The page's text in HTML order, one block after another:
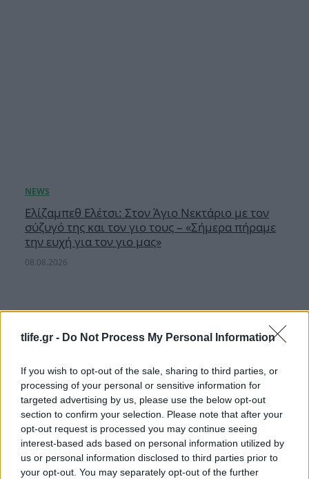
tlife.gr - Do Not Process My Personal Information
If you wish to opt-out of the sale, sharing to third parties, or
processing of your personal or sensitive information for
targeted advertising by us, please use the below opt-out
section to confirm your selection. Please note that after your
opt-out request is processed you may continue seeing
interest-based ads based on personal information utilized by
us or personal information disclosed to third parties prior to
your opt-out. You may separately opt-out of the further
Ελίζαμπεθ Ελέτσι: Στον Άγιο Νεκτάριο με τον
σύζυγό της και τον γιο τους – «Σήμερα πήραμε
την ευχή για τον γιο μας»
08.08.2026